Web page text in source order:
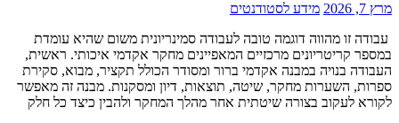
מרץ 7, 2026
מידע לסטודנטים
עבודה זו מהווה דוגמה טובה לעבודה סמינריונית משום שהיא עומדת
במספר קריטריונים מרכזיים המאפיינים מחקר אקדמי איכותי. ראשית,
העבודה בנויה במבנה אקדמי ברור ומסודר הכולל תקציר, מבוא, סקירת
ספרות, השערות מחקר, שיטה, תוצאות, דיון ומסקנות. מבנה זה מאפשר
לקורא לעקוב בצורה שיטתית אחר מהלך המחקר ולהבין כיצד כל חלק